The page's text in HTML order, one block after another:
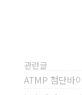
관련글
ATMP 첨단바